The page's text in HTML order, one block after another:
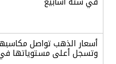
أسعار الذهب تواصل
وتسجل أعلى مستوياتها